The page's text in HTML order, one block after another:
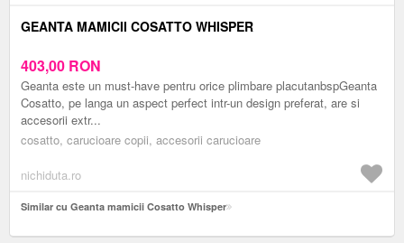
GEANTA MAMICII COSATTO WHISPER
403,00 RON
Geanta este un must-have pentru orice plimbare placutanbspGeanta
Cosatto, pe langa un aspect perfect intr-un design preferat, are si
accesorii extr...
cosatto, carucioare copii, accesorii carucioare
nichiduta.ro
Similar cu Geanta mamicii Cosatto Whisper